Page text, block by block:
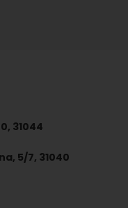
31044
5/7, 31040